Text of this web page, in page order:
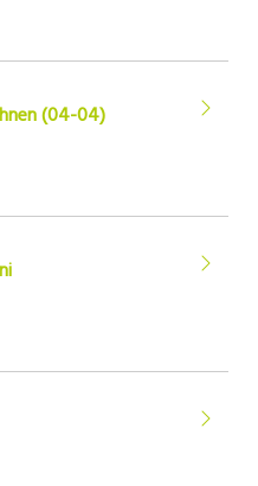
(04-04)